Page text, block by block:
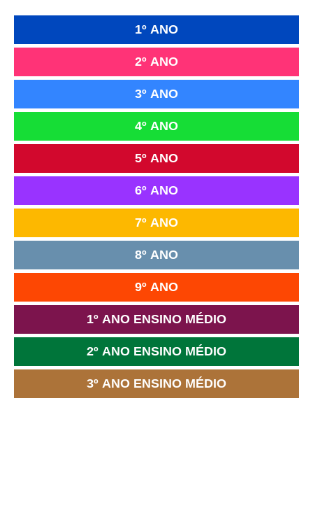
1º ANO
2º ANO
3º ANO
4º ANO
5º ANO
6º ANO
7º ANO
8º ANO
9º ANO
1º ANO ENSINO MÉDIO
2º ANO ENSINO MÉDIO
3º ANO ENSINO MÉDIO